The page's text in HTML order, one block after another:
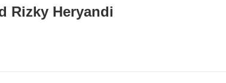
Rizky Heryandi